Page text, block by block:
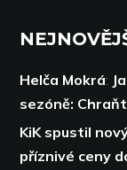
Helča Mokrá:
sezóně:
KiK spustil
příznivé ceny